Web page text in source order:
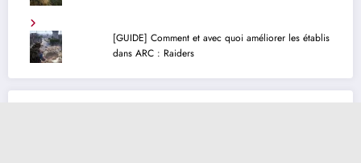
[GUIDE] Comment et avec quoi améliorer les établis
dans ARC : Raiders